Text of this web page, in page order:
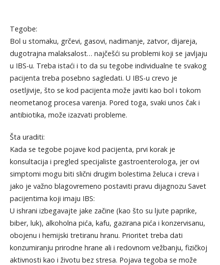
Tegobe:
Bol u stomaku, grčevi, gasovi, nadimanje, zatvor, dijareja,
dugotrajna malaksalost… najčešći su problemi koji se javljaju
u IBS-u. Treba istaći i to da su tegobe individualne te svakog
pacijenta treba posebno sagledati. U IBS-u crevo je
osetljivije, što se kod pacijenta može javiti kao bol i tokom
neometanog procesa varenja. Pored toga, svaki unos čak i
antibiotika, može izazvati probleme.
Šta uraditi:
Kada se tegobe pojave kod pacijenta, prvi korak je
konsultacija i pregled specijaliste gastroenterologa, jer ovi
simptomi mogu biti slični drugim bolestima želuca i creva i
jako je važno blagovremeno postaviti pravu dijagnozu Savet
pacijentima koji imaju IBS:
U ishrani izbegavajte jake začine (kao što su ljute paprike,
biber, luk), alkoholna pića, kafu, gazirana pića i konzervisanu,
obojenu i hemijski tretiranu hranu. Prioritet treba dati
konzumiranju prirodne hrane ali i redovnom vežbanju, fizičkoj
aktivnosti kao i životu bez stresa. Pojava tegoba se može